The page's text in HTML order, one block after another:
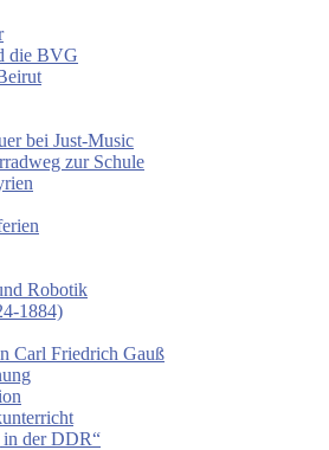
die BVG
bei Just-Music
zur Schule
Robotik
1884)
Carl Friedrich Gauß
der DDR“